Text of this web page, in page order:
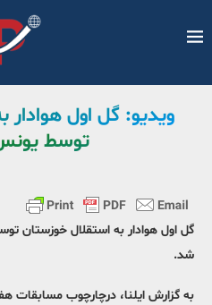
ویدیو: گل اول هوادار
توسط
شد.
به گزارش ایلنا، درچارچوب مسابقات